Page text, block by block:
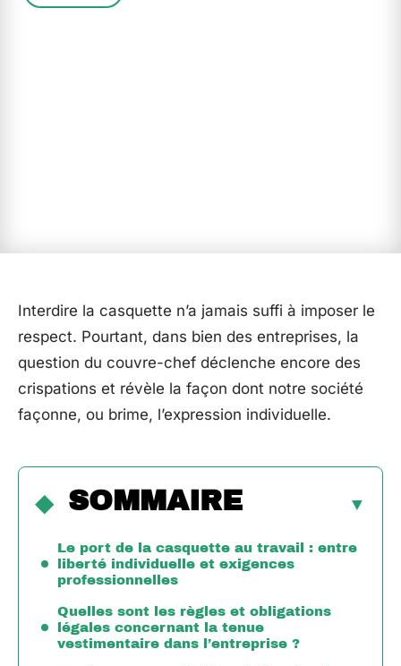
Interdire la casquette n’a jamais suffi à imposer le
respect. Pourtant, dans bien des entreprises, la
question du couvre-chef déclenche encore des
crispations et révèle la façon dont notre société
façonne, ou brime, l’expression individuelle.
SOMMAIRE
Le port de la casquette au travail : entre
liberté individuelle et exigences
professionnelles
Quelles sont les règles et obligations
légales concernant la tenue
vestimentaire dans l’entreprise ?